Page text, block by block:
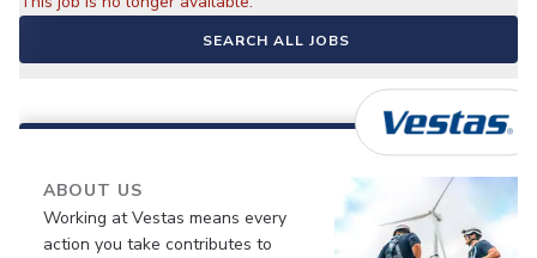
SEARCH ALL JOBS
ABOUT US
Working at Vestas means every
action you take contributes to